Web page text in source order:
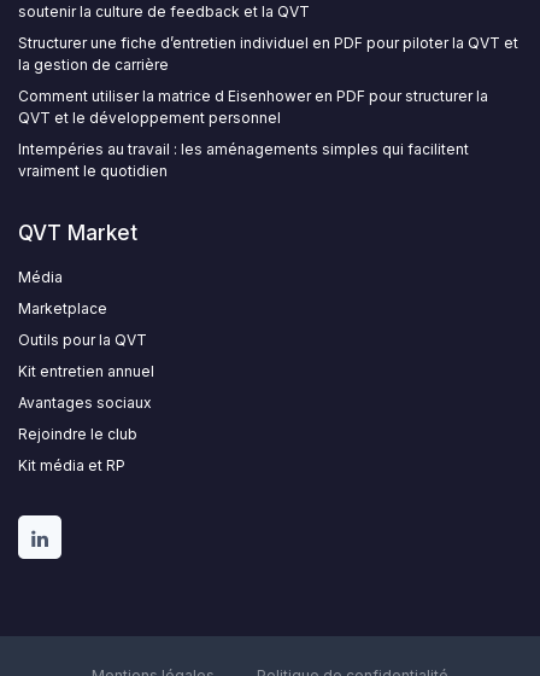
soutenir la culture de feedback et la QVT
Structurer une fiche d’entretien individuel en PDF pour piloter la QVT et
la gestion de carrière
Comment utiliser la matrice d Eisenhower en PDF pour structurer la
QVT et le développement personnel
Intempéries au travail : les aménagements simples qui facilitent
vraiment le quotidien
QVT Market
Média
Marketplace
Outils pour la QVT
Kit entretien annuel
Avantages sociaux
Rejoindre le club
Kit média et RP